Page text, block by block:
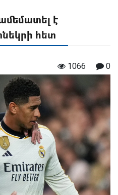
է
հետ
1066 0